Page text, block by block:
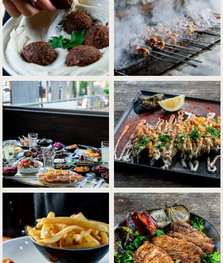
בגדול
-
+
בגדול
-
+
לפתיחת
התמונה
בגדול
-
+
לפתיחת
התמונה
בגדול
-
+
לפתיחת
התמונה
בגדול
-
+
לפתיחת
התמונה
בגדול
-
+